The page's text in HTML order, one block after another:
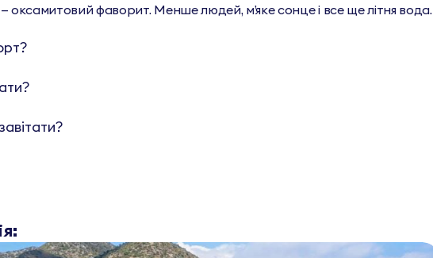
оксамитовий фаворит. Менше людей, м’яке сонце і все ще літня вода.